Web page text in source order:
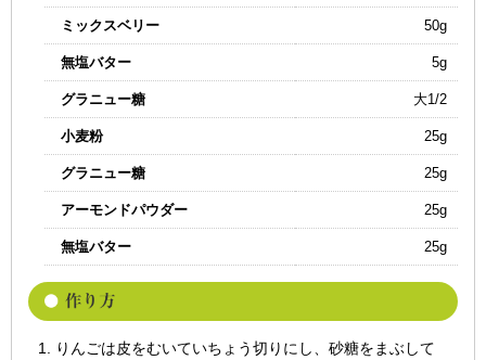
ミックスベリー 50g
無塩バター 5g
グラニュー糖 大1/2
小麦粉 25g
グラニュー糖 25g
アーモンドパウダー 25g
無塩バター 25g
りんごは皮をむいていちょう切りにし、砂糖をまぶして